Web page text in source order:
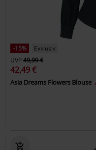
-15%
Exklusiv
UVP49,99 €
42,49 €
Asia Dreams Flowers Blouse